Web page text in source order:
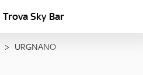
Trova Sky Bar
> URGNANO